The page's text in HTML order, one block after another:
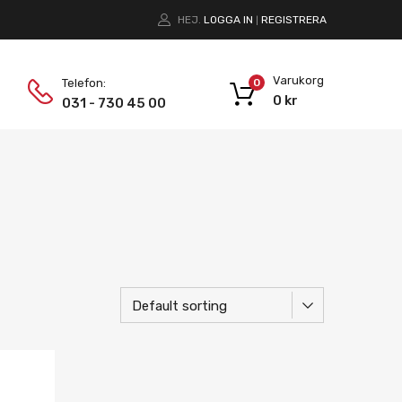
HEJ. LOGGA IN REGISTRERA
Telefon:
031 - 730 45 00
Varukorg
0 kr
0